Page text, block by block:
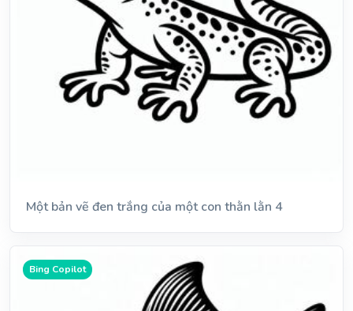
Một bản vẽ đen trắng của một con thằn lằn 4
Bing Copilot